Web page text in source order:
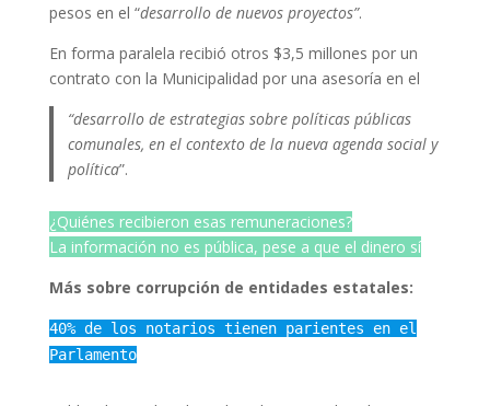
pesos en el “desarrollo de nuevos proyectos”.
En forma paralela recibió otros $3,5 millones por un
contrato con la Municipalidad por una asesoría en el
“desarrollo de estrategias sobre políticas públicas
comunales, en el contexto de la nueva agenda social y
política”.
¿Quiénes recibieron esas remuneraciones?
La información no es pública, pese a que el dinero sí
Más sobre corrupción de entidades estatales:
40% de los notarios tienen parientes en el
Parlamento